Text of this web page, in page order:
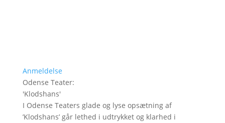
Anmeldelse
Odense Teater:
'Klodshans'
I Odense Teaters glade og lyse opsætning af
’Klodshans’ går lethed i udtrykket og klarhed i